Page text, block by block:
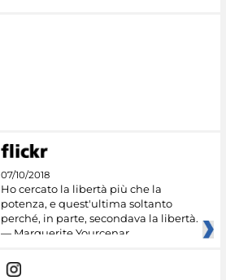
07/10/2018
Ho cercato la libertà più che la
potenza, e quest'ultima soltanto
perché, in parte, secondava la libertà.
— Marguerite Yourcenar